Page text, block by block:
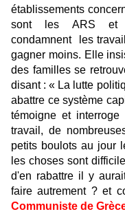
établissements
sont les ARS et
condamnent les
gagner moins. Elle
des familles se
disant : « La lutte
abattre ce système
témoigne et
travail, de
petits boulots au jour
les choses sont
d'en rabattre il y
faire autrement ? et
Communiste de